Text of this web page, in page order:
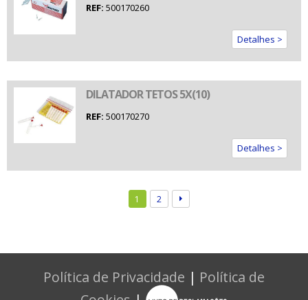
REF: 500170260
Detalhes >
DILATADOR TETOS 5X(10)
REF: 500170270
Detalhes >
1 2
Política de Privacidade | Política de